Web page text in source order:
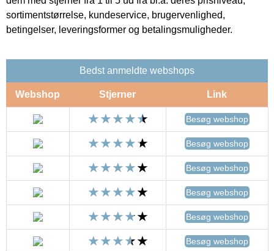
sortimentstørrelse, kundeservice, brugervenlighed,
betingelser, leveringsformer og betalingsmuligheder.
Bedst anmeldte webshops
Webshop Stjerner Link
Besøg webshop
Besøg webshop
Besøg webshop
Besøg webshop
Besøg webshop
Besøg webshop